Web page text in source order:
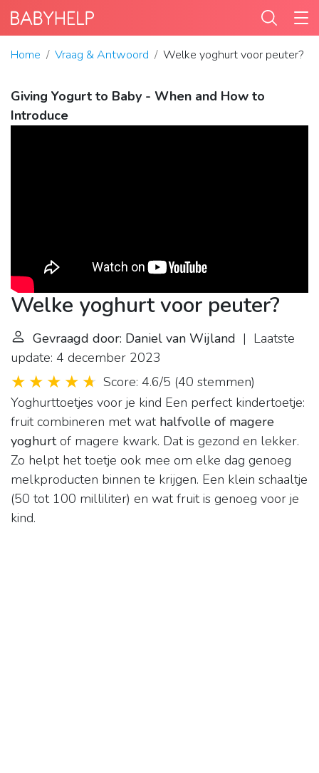
Home Vraag & Antwoord Welke yoghurt voor peuter?
Giving Yogurt to Baby - When and How to
Introduce
Welke yoghurt voor peuter?
Gevraagd door: Daniel van Wijland | Laatste
update: 4 december 2023
Score: 4.6/5 (40 stemmen)
Yoghurttoetjes voor je kind Een perfect kindertoetje:
fruit combineren met wat halfvolle of magere
yoghurtof magere kwark. Dat is gezond en lekker.
Zo helpt het toetje ook mee om elke dag genoeg
melkproducten binnen te krijgen. Een klein schaaltje
(50 tot 100 milliliter) en wat fruit is genoeg voor je
kind.